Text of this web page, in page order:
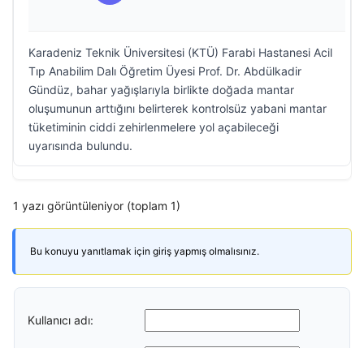
Karadeniz Teknik Üniversitesi (KTÜ) Farabi Hastanesi Acil
Tıp Anabilim Dalı Öğretim Üyesi Prof. Dr. Abdülkadir
Gündüz, bahar yağışlarıyla birlikte doğada mantar
oluşumunun arttığını belirterek kontrolsüz yabani mantar
tüketiminin ciddi zehirlenmelere yol açabileceği
uyarısında bulundu.
1 yazı görüntüleniyor (toplam 1)
Bu konuyu yanıtlamak için giriş yapmış olmalısınız.
Kullanıcı adı: